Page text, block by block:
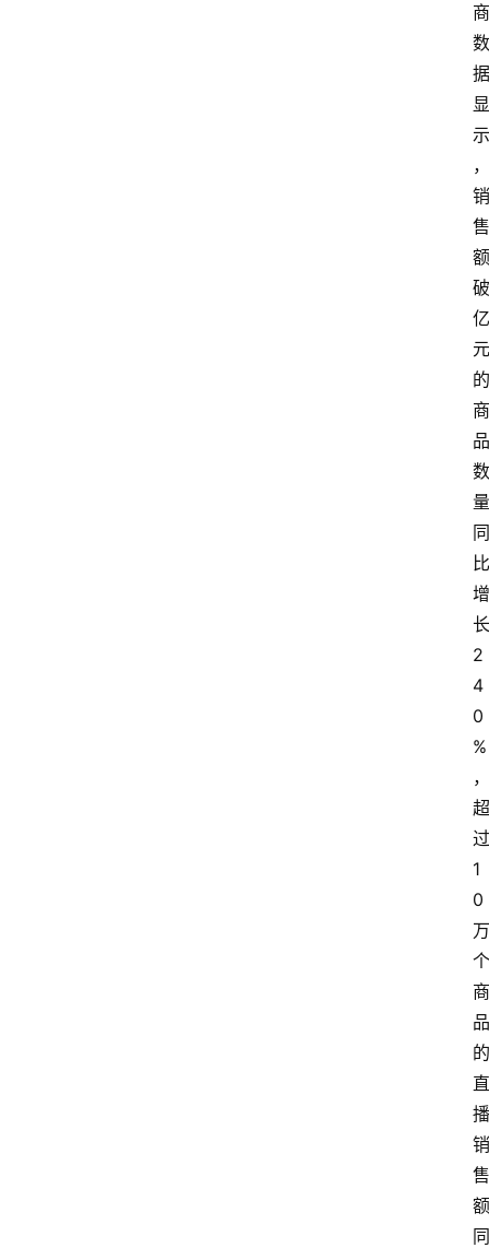
商
数
据
显
示
，
销
售
额
破
亿
元
的
商
品
数
量
同
比
增
长
2
4
0
%
，
超
过
1
0
万
个
商
品
的
直
播
销
售
额
同